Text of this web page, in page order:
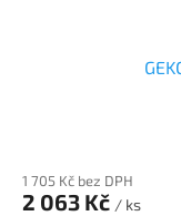
1 705 Kč bez DPH
2 063 Kč / ks